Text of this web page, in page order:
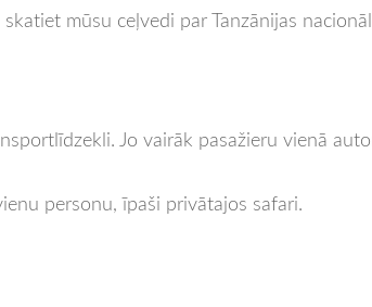
mūsu ceļvedi par Tanzānijas
Jo vairāk pasažieru vienā
personu, īpaši privātajos safari.